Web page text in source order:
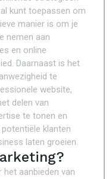
kunt toepassen om
manier is om je
nemen aan
en online
Daarnaast is het
te
website,
delen van
te tonen en
klanten
laten groeien.
het aanbieden van